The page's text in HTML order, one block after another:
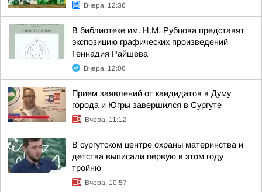
Вчера, 12:36
В библиотеке им. Н.М. Рубцова представят
экспозицию графических произведений
Геннадия Райшева
Вчера, 12:06
Прием заявлений от кандидатов в Думу
города и Югры завершился в Сургуте
Вчера, 11:12
В сургутском центре охраны материнства и
детства выписали первую в этом году
тройню
Вчера, 10:57